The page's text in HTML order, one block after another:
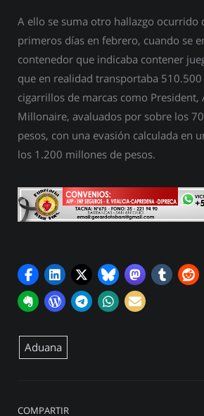
A ello se suma otro hallazgo ocurrido
primeros días en febrero, cuando se
contenedor que indicaba contener
que en realidad transportaba
cigarrillos de marcas como President,
Millonaire, avaluados por sobre los
pesos, con una evasión calculada en
los 1.200 millones de pesos.
Aduana
COMPARTIR